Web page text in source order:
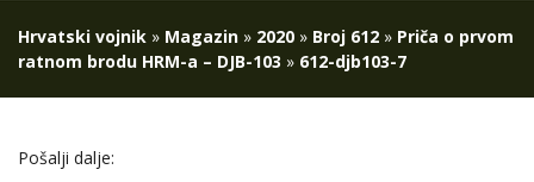
Hrvatski vojnik » Magazin » 2020 » Broj 612 » Priča o prvom
ratnom brodu HRM-a – DJB-103 » 612-djb103-7
Pošalji dalje: